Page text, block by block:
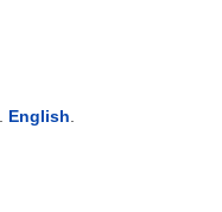
English